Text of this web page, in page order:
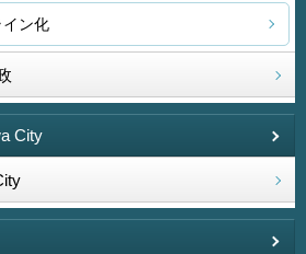
ン化
City